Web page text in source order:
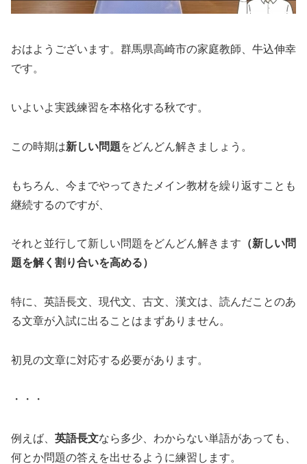
おはようございます。群馬県高崎市の家庭教師、牛込伸幸
です。
いよいよ実践練習を本格化する秋です。
この時期は新しい問題をどんどん解きましょう。
もちろん、今までやってきたメイン教材を繰り返すことも
継続するのですが、
それと並行して新しい問題をどんどん解きます （新しい問
題を解く割り合いを高める）
特に、英語長文、現代文、古文、漢文は、読んだことのあ
る文章が入試に出ることはまずありません。
初見の文章に対応する必要があります。
・・・
例えば、 英語長文なら多少、わからない単語があっても、
何とか問題の答えを出せるように練習します。